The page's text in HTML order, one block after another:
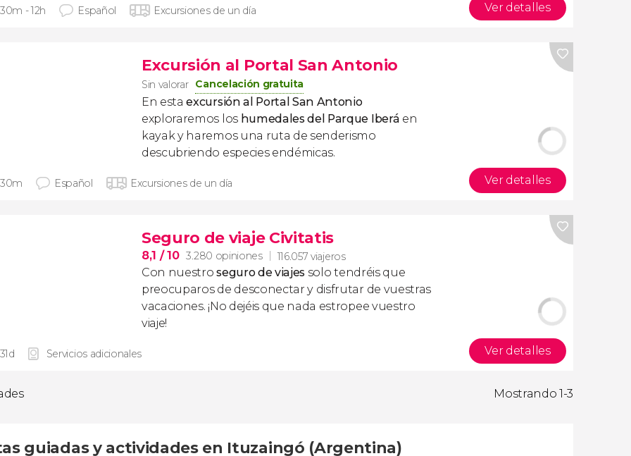
- 12h Español Excursiones de un día Ver detalles
Excursión al Portal San Antonio
Sin valorar Cancelación gratuita
En estaexcursión al Portal San Antonio
exploraremos los humedales del Parque Iberá en
kayak y haremos una ruta de senderismo
descubriendo especies endémicas.
Español Excursiones de un día Ver detalles
Seguro de viaje Civitatis
8,1 / 10 3.280 opiniones 116.057 viajeros
Con nuestroseguro de viajes solo tendréis que
preocuparos de desconectar y disfrutar de vuestras
vacaciones. ¡No dejéis que nada estropee vuestro
viaje!
Servicios adicionales Ver detalles
Mostrando 1-3
guiadas y actividades en Ituzaingó (Argentina)